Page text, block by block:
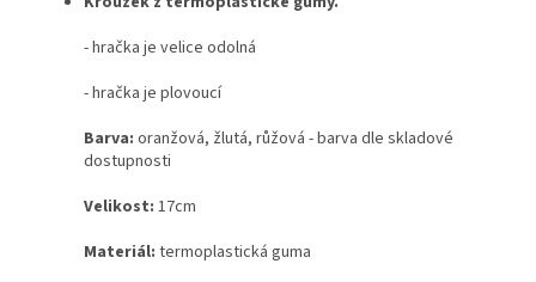
- hračka je velice odolná
- hračka je plovoucí
Barva: oranžová, žlutá, růžová - barva dle skladové
dostupnosti
Velikost: 17cm
Materiál: termoplastická guma